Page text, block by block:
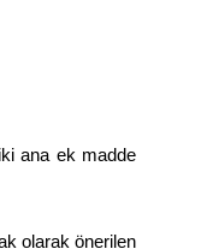
ana ek madde
olarak önerilen